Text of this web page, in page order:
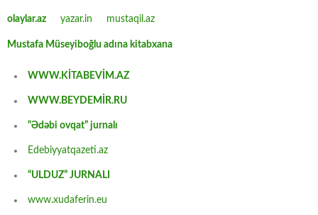
olaylar.az yazar.in mustaqil.az
Mustafa Müseyiboğlu adına kitabxana
WWW.KİTABEVİM.AZ
WWW.BEYDEMİR.RU
“Ədəbi ovqat” jurnalı
Edebiyyatqazeti.az
“ULDUZ” JURNALI
www.xudaferin.eu